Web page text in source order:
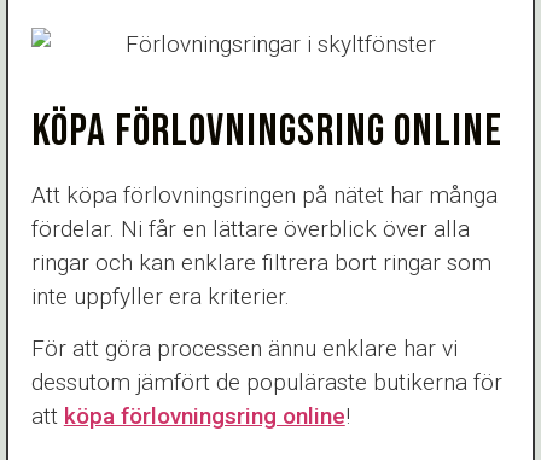
KÖPA FÖRLOVNINGSRING ONLINE
Att köpa förlovningsringen på nätet har många
fördelar. Ni får en lättare överblick över alla
ringar och kan enklare filtrera bort ringar som
inte uppfyller era kriterier.
För att göra processen ännu enklare har vi
dessutom jämfört de populäraste butikerna för
att köpa förlovningsring online!